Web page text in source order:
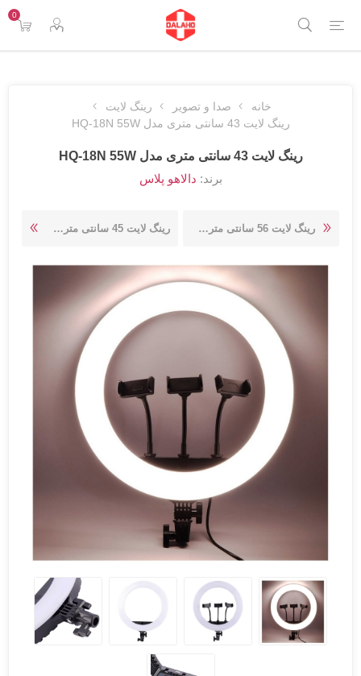
0
خانه صدا و تصویر
رینگ لایت
رینگ لایت 43 سانتی متری مدل HQ-18N 55W
رینگ لایت 43 سانتی متری مدل HQ-18N 55W
برند: دالاهو پلاس
رینگ لایت 56 سانتی متری مدل... رینگ لایت 45 سانتی متری مدل...